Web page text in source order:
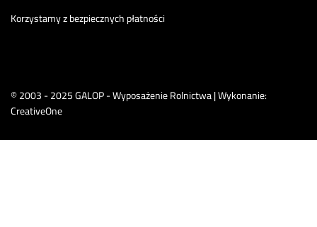
© 2003 - 2025 GALOP - Wyposażenie Rolnictwa | Wykonanie:
CreativeOne
Korzystamy z bezpiecznych płatności